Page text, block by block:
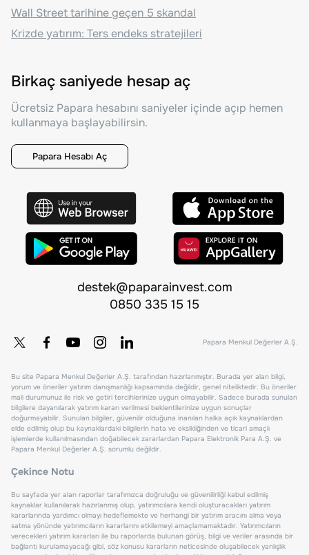
Wall Street tarihine geçen 5 skandal
Krizde yatırım: Ters endeks stratejileri
Birkaç saniyede hesap aç
Ücretsiz Papara hesabını saniyeler içinde açıp hemen
kullanmaya başlayabilirsin.
Papara Hesabı Aç
destek@paparainvest.com
0850 335 15 15
Papara Menkul Değerler A.Ş.
Bu site Papara Menkul Değerler A.Ş. tarafından hazırlanmıştır. Burada yer alan bilgi,
yorum ve öneriler yatırım danışmanlığı kapsamında değildir, genel niteliktedir. Bu öneriler
mali durumunuz ile risk ve getiri tercihlerinize uygun olmayabilir. Sadece burada sunulan
bilgilere dayanılarak yatırım kararı verilmesi beklentilerinize uygun sonuçlar
doğurmayabilir. Sunulan bilgiler, güvenilir olduğuna inanılan halka açık kaynaklardan
elde edilmiş olup bu kaynaklardaki bilgilerin hata ve eksikliğinden ve ticari amaçlı
işlemlerde kullanılmasından doğabilecek zararlardan Papara Elektronik Para A.Ş. ve
Papara Menkul Değerler A.Ş. sorumlu değildir.
Çekince Notu
Bu sayfada yer alan raporlar tarafımızca doğruluğu ve güvenilirliği kabul edilmiş
kaynaklar kullanılarak hazırlanmış olup, yatırımcılara kendi oluşturacakları yatırım
kararlarında yardımcı olmayı hedeflemekte ve herhangi bir yatırım aracını alma veya
satma yönünde yatırımcıların kararlarını etkilemeyi amaçlamamaktadır. Yatırımcıların
verecekleri yatırım kararları ile bu raporlarda bulunan görüş, bilgi ve veriler arasında bir
bağlantı kurulamayacağı gibi, söz konusu kararların neticesinde oluşabilecek yanlışlık